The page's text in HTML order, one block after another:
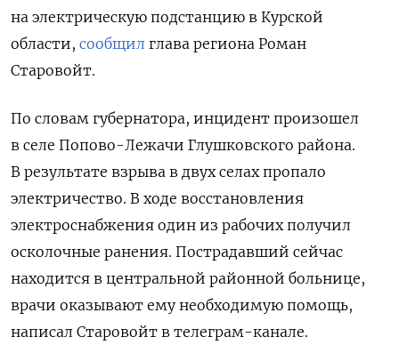
на электрическую подстанцию в Курской
области, сообщил глава региона Роман
Старовойт.
По словам губернатора, инцидент произошел
в селе Попово-Лежачи Глушковского района.
В результате взрыва в двух селах пропало
электричество. В ходе восстановления
электроснабжения один из рабочих получил
осколочные ранения. Пострадавший сейчас
находится в центральной районной больнице,
врачи оказывают ему необходимую помощь,
написал Старовойт в телеграм-канале.